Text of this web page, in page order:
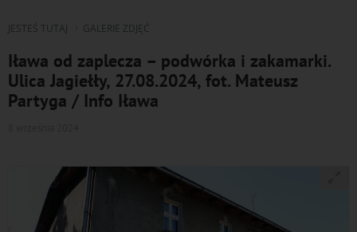
JESTEŚ TUTAJ GALERIE ZDJĘĆ
Iława od zaplecza – podwórka i zakamarki.
Ulica Jagiełły, 27.08.2024, fot. Mateusz
Partyga / Info Iława